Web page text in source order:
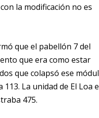
la modificación no es
que el pabellón 7 del
que era como estar
que colapsó ese
La unidad de El Loa
475.